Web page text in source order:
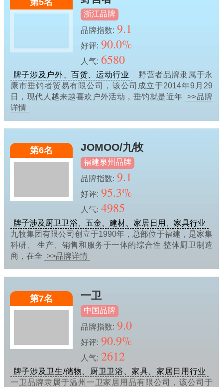
第5名
浙江品牌
品牌指数: 9.1
好评: 90.0%
人气: 6580
牌子涉及户外、百货、运动行业
野营者品牌隶属于永
康市垂钓者贸易有限公司，该公司成立于2014年9月29
日，现代人越来越喜欢户外活动，垂钓就是近年
>>品牌
详情
第6名 JOMOO/九牧
福建泉州品牌
品牌指数: 9.1
好评: 95.3%
人气: 4985
牌子涉及厨卫卫浴、五金、建材、家居日用、家具行业
九牧集团有限公司创立于1990年，总部位于福建，是家集
科研、 生产、销售和服务于一体的综合性 整体厨卫制造
商，在全 >>品牌详情
第7名 一卫
中国品牌
品牌指数: 9.0
好评: 90.9%
人气: 2612
牌子涉及卫生/储物、厨卫卫浴、家具、家居日用行业
一卫品牌隶属于温州一卫家居用品有限公司，该公司于